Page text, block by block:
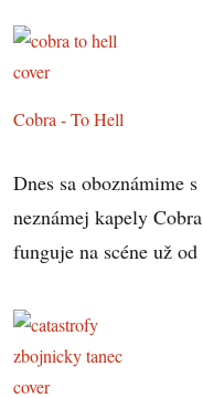
Cobra - To Hell
Dnes sa oboznámime
neznámej kapely
funguje na scéne už